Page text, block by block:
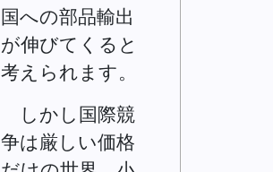
国への部品輸出
が伸びてくると
考えられます。
しかし国際競
争は厳しい価格